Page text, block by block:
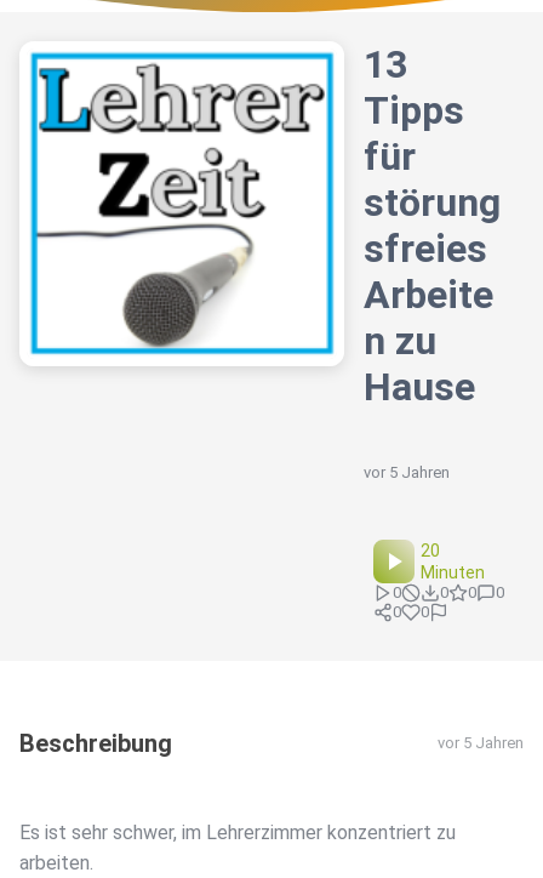
13
Tipps
für
störung
sfreies
Arbeite
n zu
Hause
vor 5 Jahren
20
Minuten
0 0 0
0
0
0
Beschreibung vor 5 Jahren
Es ist sehr schwer, im Lehrerzimmer konzentriert zu
arbeiten.